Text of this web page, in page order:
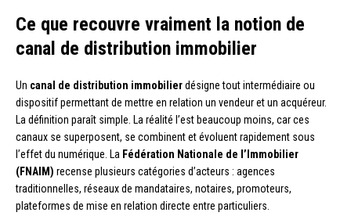
Ce que recouvre vraiment la notion de
canal de distribution immobilier
Un canal de distribution immobilierdésigne tout intermédiaire ou
dispositif permettant de mettre en relation un vendeur et un acquéreur.
La définition paraît simple. La réalité l’est beaucoup moins, car ces
canaux se superposent, se combinent et évoluent rapidement sous
l’effet du numérique. La Fédération Nationale de l’Immobilier
(FNAIM) recense plusieurs catégories d’acteurs : agences
traditionnelles, réseaux de mandataires, notaires, promoteurs,
plateformes de mise en relation directe entre particuliers.